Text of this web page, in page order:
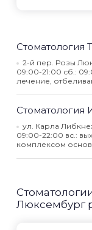
Стоматология
2-й пер. Розы
09:00-21:00 сб.:
лечение,
ул. Карла
09:00-22:00 вс.:
комплексом
Люксембург